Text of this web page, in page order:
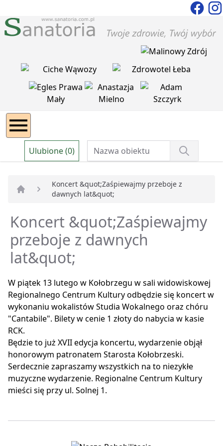
Ulubione (0)
Strona główna
Koncert &quot;Zaśpiewajmy przeboje z
dawnych lat&quot;
Koncert &quot;Zaśpiewajmy
przeboje z dawnych
lat&quot;
W piątek 13 lutego w Kołobrzegu w sali widowiskowej
Regionalnego Centrum Kultury odbędzie się koncert w
wykonaniu wokalistów Studia Wokalnego oraz chóru
"Cantabile". Bilety w cenie 1 złoty do nabycia w kasie
RCK.
Będzie to już XVII edycja koncertu, wydarzenie objął
honorowym patronatem Starosta Kołobrzeski.
Serdecznie zapraszamy wszystkich na to niezykłe
muzyczne wydarzenie. Regionalne Centrum Kultury
mieści się przy ul. Solnej 1.